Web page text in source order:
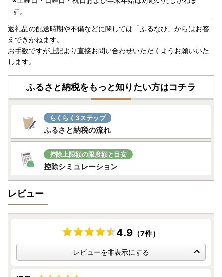
広川町役場 自治防災課自治振興係 宛
【３、書類の発送を依頼する】
ご依頼いただくと、ワンストップ特例申請書を封書にて郵送
いたします。
※郵送には最大2週間程度お時間をいただきます。お急ぎの
場合は「1」または「2」をご利用ください。
何卒、本取り組みへのご理解とご協力を賜りますようお願い
申し上げます。
◆申請書類の送付について◆
お礼の品とは別に、入金確認後1～2週間程度で寄附者登録住
所へ郵送いたします。
【お礼品のお届けについて】
・ご入金確認後、各提供事業者より直接発送いたします。
・お品により配送時期が異なりますので、お礼品ページに記
載の発送期日にてご確認をお願いします。
・お申込み時期や在庫状況によっては、発送にお時間を頂戴
する場合がございます。
※発送が完了いたしましたら、メールにてお荷物の問い合わ
せ番号をお知らせいたします。
す。
返礼品の配送時期や不備などに関しては「ふるなび」からはお答
えできかねます。
お手数ですが上記より直接お問い合わせいただくようお願いいた
します。
ふるさと納税をもっと知りたい方はコチラ
らくらく3ステップ
ふるさと納税の流れ
控除上限額の限度額と目安
控除シミュレーション
レビュー
4.9 （7件）
レビューを非表示にする